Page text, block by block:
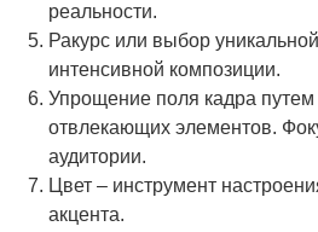
реальности.
Ракурс или выбор
интенсивной композиции.
Упрощение поля кадра путем
отвлекающих элементов.
аудитории.
Цвет – инструмент
акцента.